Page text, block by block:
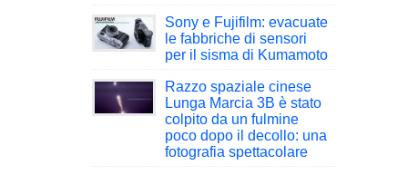
Sony e Fujifilm: evacuate
le fabbriche di sensori
per il sisma di Kumamoto
Razzo spaziale cinese
Lunga Marcia 3B è stato
colpito da un fulmine
poco dopo il decollo: una
fotografia spettacolare